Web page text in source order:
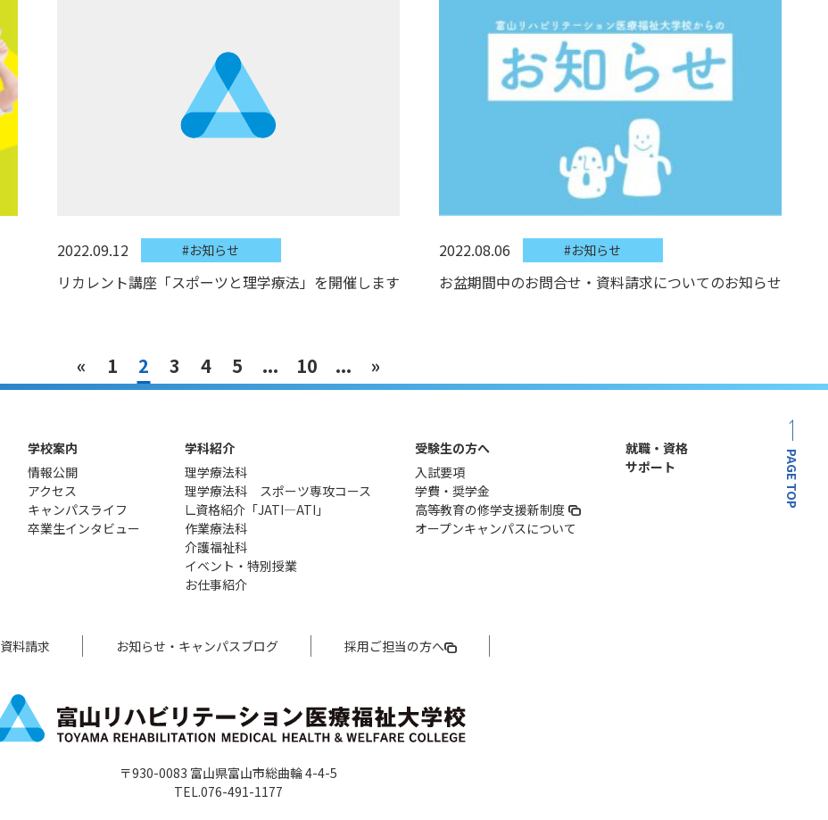
2022.09.12 #お知らせ
リカレント講座「スポーツと理学療法」を開催します
2022.08.06 #お知らせ
お盆期間中のお問合せ・資料請求についてのお知らせ
« 1 2 3 4 5 ... 10 ... »
PAGE TOP
学校案内
情報公開
アクセス
キャンパスライフ
卒業生インタビュー
学科紹介
理学療法科
理学療法科 スポーツ専攻コース
資格紹介「JATI―ATI」
作業療法科
介護福祉科
イベント・特別授業
お仕事紹介
受験生の方へ
入試要項
学費・奨学金
高等教育の修学支援新制度
オープンキャンパスについて
就職・資格
サポート
資料請求 お知らせ・キャンパスブログ 採用ご担当の方へ
〒930-0083 富山県富山市総曲輪 4-4-5
TEL.076-491-1177